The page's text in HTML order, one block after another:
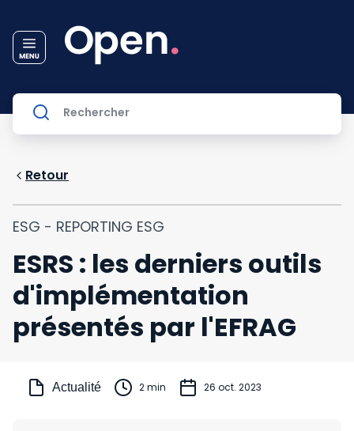
Retour
ESG - REPORTING ESG
ESRS : les derniers outils
d'implémentation
présentés par l'EFRAG
Actualité 2 min 26 oct. 2023